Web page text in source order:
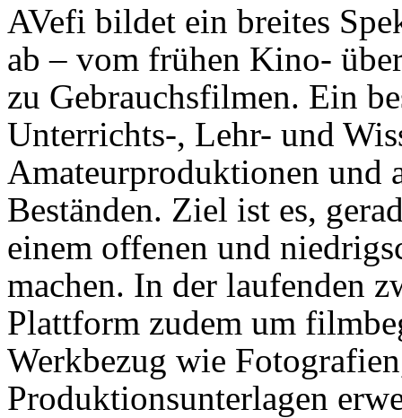
AVefi bildet ein breites
ab – vom frühen Kino-
zu Gebrauchsfilmen. Ein
Unterrichts-, Lehr- und
Amateurproduktionen und
Beständen. Ziel ist es,
einem offenen und
machen. In der laufenden
Plattform zudem um
Werkbezug wie
Produktionsunterlagen